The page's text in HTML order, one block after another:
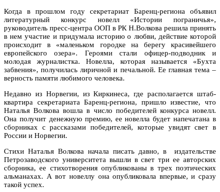
Когда в прошлом году секретариат Баренц-региона объявил
литературный конкурс новелл «Истории пограничья»,
руководитель пресс-центра ООП в РК Н.Волкова решила принять
в нем участие и придумала историю о любви, действие которой
происходит в «маленьком городке на берегу красивейшего
европейского озера». Героями стали офицер-подводник и
молодая журналистка. Новелла, которая называется «Бухта
забвения», получилась лиричной и печальной. Ее главная тема –
верность памяти любимого человека.
Недавно из Норвегии, из Киркинеса, где располагается штаб-
квартира секретариата Баренц-региона, пришло известие, что
Наталья Волкова вошла в число победителей конкурса новелл.
Она получит денежную премию, ее новелла будет напечатана в
сборниках с рассказами победителей, которые увидят свет в
России и Норвегии.
Стихи Наталья Волкова начала писать давно, в издательстве
Петрозаводского университета вышли в свет три ее авторских
сборника, ее стихотворения опубликованы в трех поэтических
альманахах. А вот новеллу она опубликовала впервые, и сразу
такой успех.